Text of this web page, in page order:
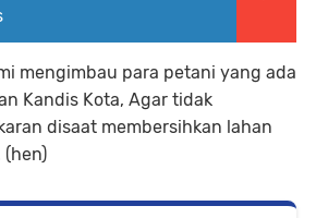
mengimbau para petani yang ada
Kandis Kota, Agar tidak
disaat membersihkan lahan
(hen)